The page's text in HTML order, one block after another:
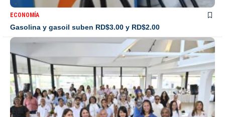
ECONOMÍA
Gasolina y gasoil suben RD$3.00 y RD$2.00